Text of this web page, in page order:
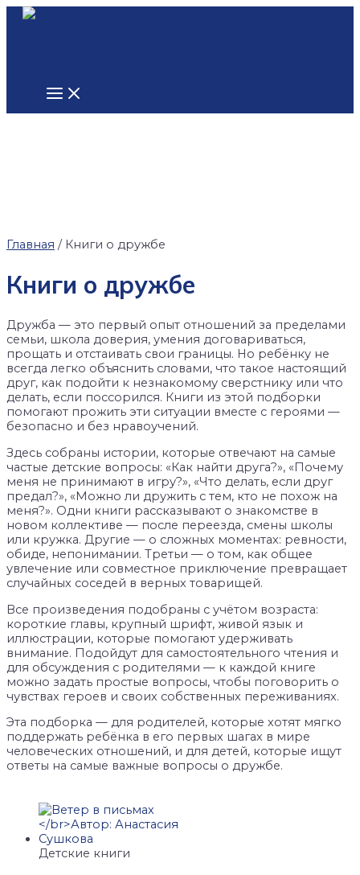
Перейти
Main
Главная / Книги о дружбе
Книги о дружбе
Дружба — это первый опыт отношений за пределами
семьи, школа доверия, умения договариваться,
прощать и отстаивать свои границы. Но ребёнку не
всегда легко объяснить словами, что такое настоящий
друг, как подойти к незнакомому сверстнику или что
делать, если поссорился. Книги из этой подборки
помогают прожить эти ситуации вместе с героями —
безопасно и без нравоучений.
Здесь собраны истории, которые отвечают на самые
частые детские вопросы: «Как найти друга?», «Почему
меня не принимают в игру?», «Что делать, если друг
предал?», «Можно ли дружить с тем, кто не похож на
меня?». Одни книги рассказывают о знакомстве в
новом коллективе — после переезда, смены школы
или кружка. Другие — о сложных моментах: ревности,
обиде, непонимании. Третьи — о том, как общее
увлечение или совместное приключение превращает
случайных соседей в верных товарищей.
Все произведения подобраны с учётом возраста:
короткие главы, крупный шрифт, живой язык и
иллюстрации, которые помогают удерживать
внимание. Подойдут для самостоятельного чтения и
для обсуждения с родителями — к каждой книге
можно задать простые вопросы, чтобы поговорить о
чувствах героев и своих собственных переживаниях.
Эта подборка — для родителей, которые хотят мягко
поддержать ребёнка в его первых шагах в мире
человеческих отношений, и для детей, которые ищут
ответы на самые важные вопросы о дружбе.
Детские книги